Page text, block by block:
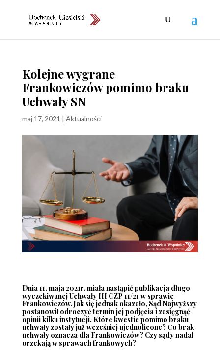
Kolejne wygrane
Frankowiczów pomimo braku
Uchwały SN
maj 17, 2021 | Aktualności
Dnia 11. maja 2021r. miała nastąpić publikacja długo
wyczekiwanej Uchwały III CZP 11/21 w sprawie
Frankowiczów. Jak się jednak okazało, Sąd Najwyższy
postanowił odroczyć termin jej podjęcia i zasięgnąć
opinii kilku instytucji. Które kwestie pomimo braku
uchwały zostały już wcześniej ujednolicone? Co brak
uchwały oznacza dla Frankowiczów? Czy sądy nadal
orzekają w sprawach frankowych?